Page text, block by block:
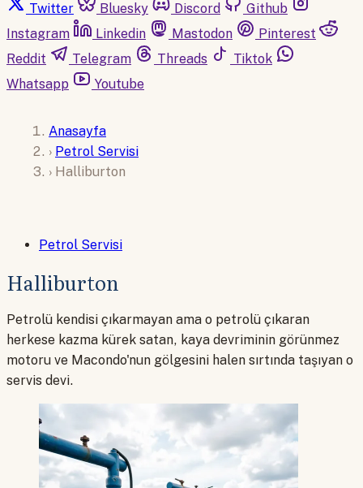
Twitter
Bluesky Discord
Github
Instagram
Linkedin Mastodon
Pinterest
Reddit
Telegram Threads
Tiktok
Whatsapp
Youtube
Anasayfa
› Petrol Servisi
› Halliburton
Petrol Servisi
Halliburton
Petrolü kendisi çıkarmayan ama o petrolü çıkaran
herkese kazma kürek satan, kaya devriminin görünmez
motoru ve Macondo'nun gölgesini halen sırtında taşıyan o
servis devi.